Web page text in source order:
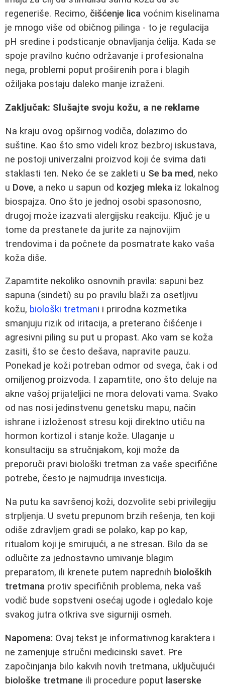
regeneriše. Recimo, čišćenje lica voćnim kiselinama
je mnogo više od običnog pilinga - to je regulacija
pH sredine i podsticanje obnavljanja ćelija. Kada se
spojе pravilno kućno održavanje i profesionalna
nega, problemi poput proširenih pora i blagih
ožiljaka postaju daleko manje izraženi.
Zaključak: Slušajte svoju kožu, a ne reklame
Na kraju ovog opširnog vodiča, dolazimo do
suštine. Kao što smo videli kroz bezbroj iskustava,
ne postoji univerzalni proizvod koji će svima dati
staklasti ten. Neko će se zakleti u Se ba med, neko
u Dove, a neko u sapun od kozjeg mleka iz lokalnog
biospajza. Ono što je jednoj osobi spasonosno,
drugoj može izazvati alergijsku reakciju. Ključ je u
tome da prestanete da jurite za najnovijim
trendovima i da počnete da posmatrate kako vaša
koža diše.
Zapamtite nekoliko osnovnih pravila: sapuni bez
sapuna (sindeti) su po pravilu blaži za osetljivu
kožu, biološki tretmani i prirodna kozmetika
smanjuju rizik od iritacija, a preterano čišćenje i
agresivni piling su put u propast. Ako vam se koža
zasiti, što se često dešava, napravite pauzu.
Ponekad je koži potreban odmor od svega, čak i od
omiljenog proizvoda. I zapamtite, ono što deluje na
akne vašoj prijateljici ne mora delovati vama. Svako
od nas nosi jedinstvenu genetsku mapu, način
ishrane i izloženost stresu koji direktno utiču na
hormon kortizol i stanje kože. Ulaganje u
konsultaciju sa stručnjakom, koji može da
preporuči pravi biološki tretman za vaše specifične
potrebe, često je najmudrija investicija.
Na putu ka savršenoj koži, dozvolite sebi privilegiju
strpljenja. U svetu prepunom brzih rešenja, ten koji
odiše zdravljem gradi se polako, kap po kap,
ritualom koji je smirujući, a ne stresan. Bilo da se
odlučite za jednostavno umivanje blagim
preparatom, ili krenete putem naprednih bioloških
tretmana protiv specifičnih problema, neka vaš
vodič bude sopstveni osećaj ugode i ogledalo koje
svakog jutra otkriva sve sigurniji osmeh.
Napomena: Ovaj tekst je informativnog karaktera i
ne zamenjuje stručni medicinski savet. Pre
započinjanja bilo kakvih novih tretmana, uključujući
biološke tretmane ili procedure poput laserske